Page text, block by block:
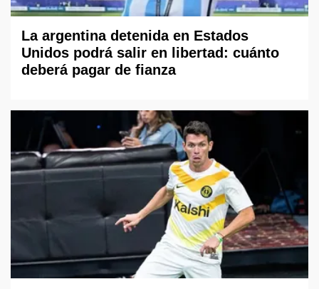
La argentina detenida en Estados
Unidos podrá salir en libertad: cuánto
deberá pagar de fianza